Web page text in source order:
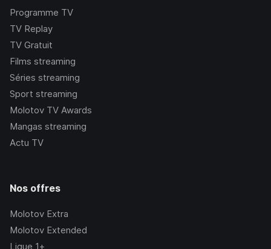
Programme TV
TV Replay
TV Gratuit
Films streaming
Séries streaming
Sport streaming
Molotov TV Awards
Mangas streaming
Actu TV
Nos offres
Molotov Extra
Molotov Extended
Ligue 1+